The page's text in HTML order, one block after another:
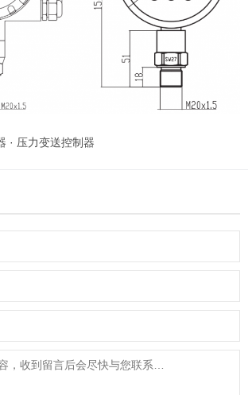
· 压力变送控制器